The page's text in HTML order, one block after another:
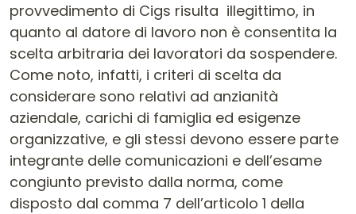
provvedimento di Cigs risulta illegittimo, in
quanto al datore di lavoro non è consentita la
scelta arbitraria dei lavoratori da sospendere.
Come noto, infatti, i criteri di scelta da
considerare sono relativi ad anzianità
aziendale, carichi di famiglia ed esigenze
organizzative, e gli stessi devono essere parte
integrante delle comunicazioni e dell’esame
congiunto previsto dalla norma, come
disposto dal comma 7 dell’articolo 1 della